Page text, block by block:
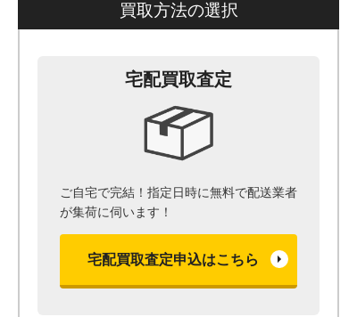
買取方法の選択
宅配買取査定
ご自宅で完結！指定日時に無料で配送業者
が集荷に伺います！
宅配買取査定申込はこちら